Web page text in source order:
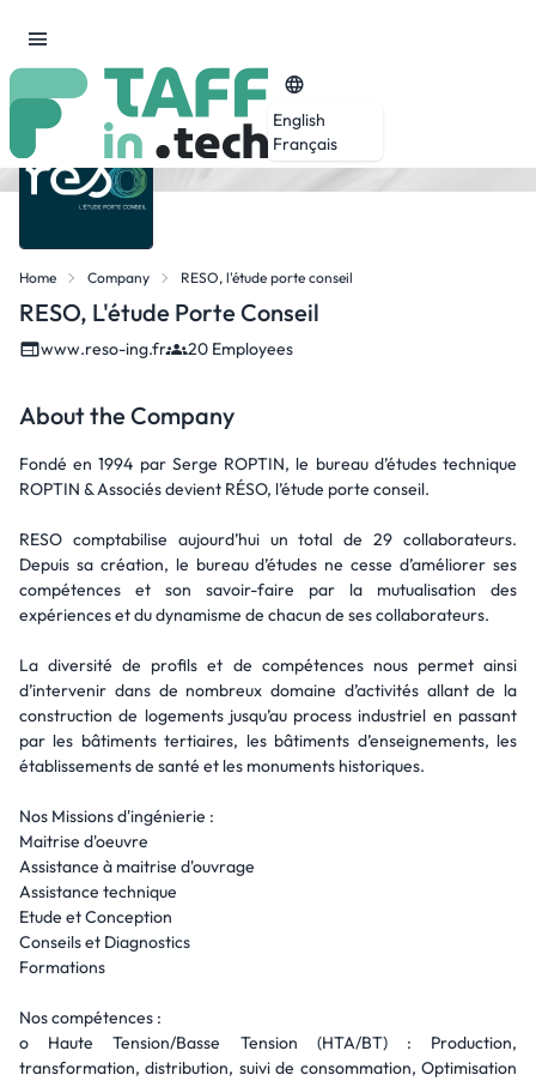
English
Français
Home Company RESO, l'étude porte conseil
RESO, L'étude Porte Conseil
www.reso-ing.fr 20 Employees
About the Company
Fondé en 1994 par Serge ROPTIN, le bureau d’études technique
ROPTIN & Associés devient RÉSO, l’étude porte conseil.
RESO comptabilise aujourd’hui un total de 29 collaborateurs.
Depuis sa création, le bureau d’études ne cesse d’améliorer ses
compétences et son savoir-faire par la mutualisation des
expériences et du dynamisme de chacun de ses collaborateurs.
La diversité de profils et de compétences nous permet ainsi
d’intervenir dans de nombreux domaine d’activités allant de la
construction de logements jusqu’au process industriel en passant
par les bâtiments tertiaires, les bâtiments d’enseignements, les
établissements de santé et les monuments historiques.
Nos Missions d'ingénierie :
Maitrise d'oeuvre
Assistance à maitrise d'ouvrage
Assistance technique
Etude et Conception
Conseils et Diagnostics
Formations
Nos compétences :
o Haute Tension/Basse Tension (HTA/BT) : Production,
transformation, distribution, suivi de consommation, Optimisation